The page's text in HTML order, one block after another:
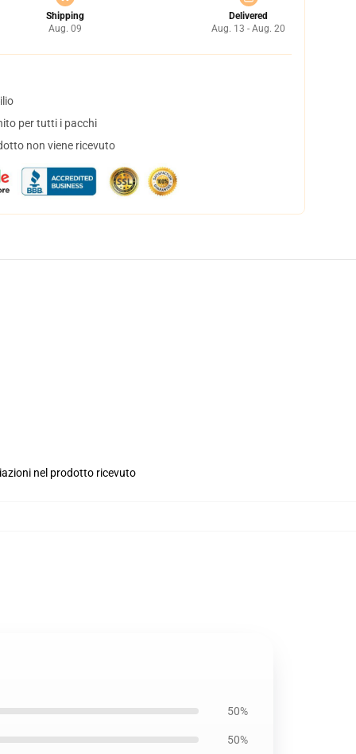
Shipping
Aug. 09
Delivered
Aug. 13 - Aug. 20
per tutti i pacchi
non viene ricevuto
nel prodotto ricevuto
50%
50%